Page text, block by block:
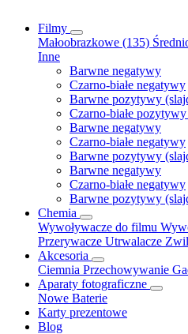
Filmy
Małoobrazkowe (135)
Inne
Barwne negatywy
Czarno-białe negatywy
Barwne pozytywy
Czarno-białe
Barwne negatywy
Czarno-białe negatywy
Barwne pozytywy
Barwne negatywy
Czarno-białe negatywy
Barwne pozytywy
Chemia
Wywoływacze do filmu
Przerywacze Utrwalacze
Akcesoria
Ciemnia Przechowywanie
Aparaty fotograficzne
Nowe Baterie
Karty prezentowe
Blog